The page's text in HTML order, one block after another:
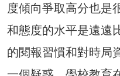
度傾向爭取高分也是
和態度的水平是遠遠
的閱報習慣和對時局